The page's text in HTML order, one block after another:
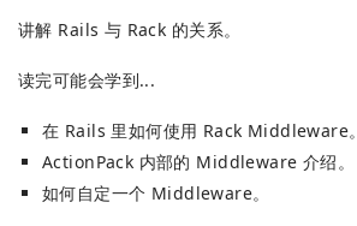
讲解 Rails 与 Rack 的关系。
读完可能会学到...
在 Rails 里如何使用 Rack Middleware。
ActionPack 内部的 Middleware 介绍。
如何自定一个 Middleware。